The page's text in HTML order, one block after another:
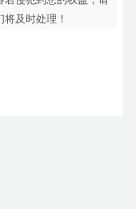
将及时处理！